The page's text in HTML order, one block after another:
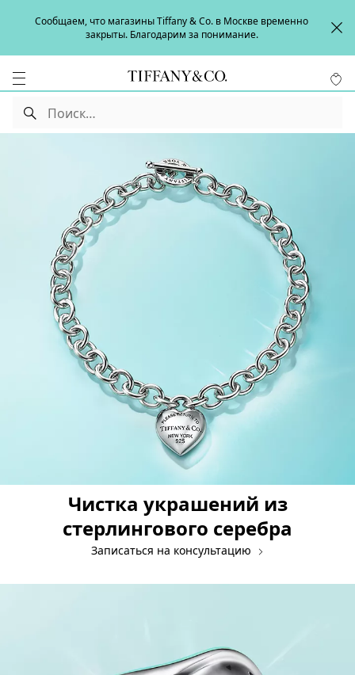
Сообщаем, что магазины Tiffany & Co. в Москве временно
закрыты. Благодарим за понимание.
Чистка украшений из
стерлингового серебра
Записаться на консультацию